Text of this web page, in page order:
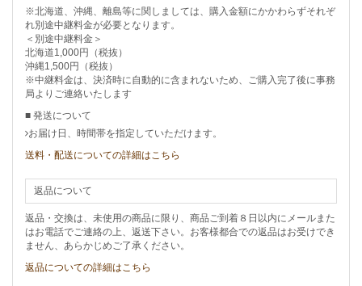
※北海道、沖縄、離島等に関しましては、購入金額にかかわらずそれぞ
れ別途中継料金が必要となります。
＜別途中継料金＞
北海道1,000円（税抜）
沖縄1,500円（税抜）
※中継料金は、決済時に自動的に含まれないため、ご購入完了後に事務
局よりご連絡いたします
■ 発送について
お届け日、時間帯を指定していただけます。
送料・配送についての詳細はこちら
返品について
返品・交換は、未使用の商品に限り、商品ご到着８日以内にメールまた
はお電話でご連絡の上、返送下さい。お客様都合での返品はお受けでき
ません、あらかじめご了承ください。
返品についての詳細はこちら